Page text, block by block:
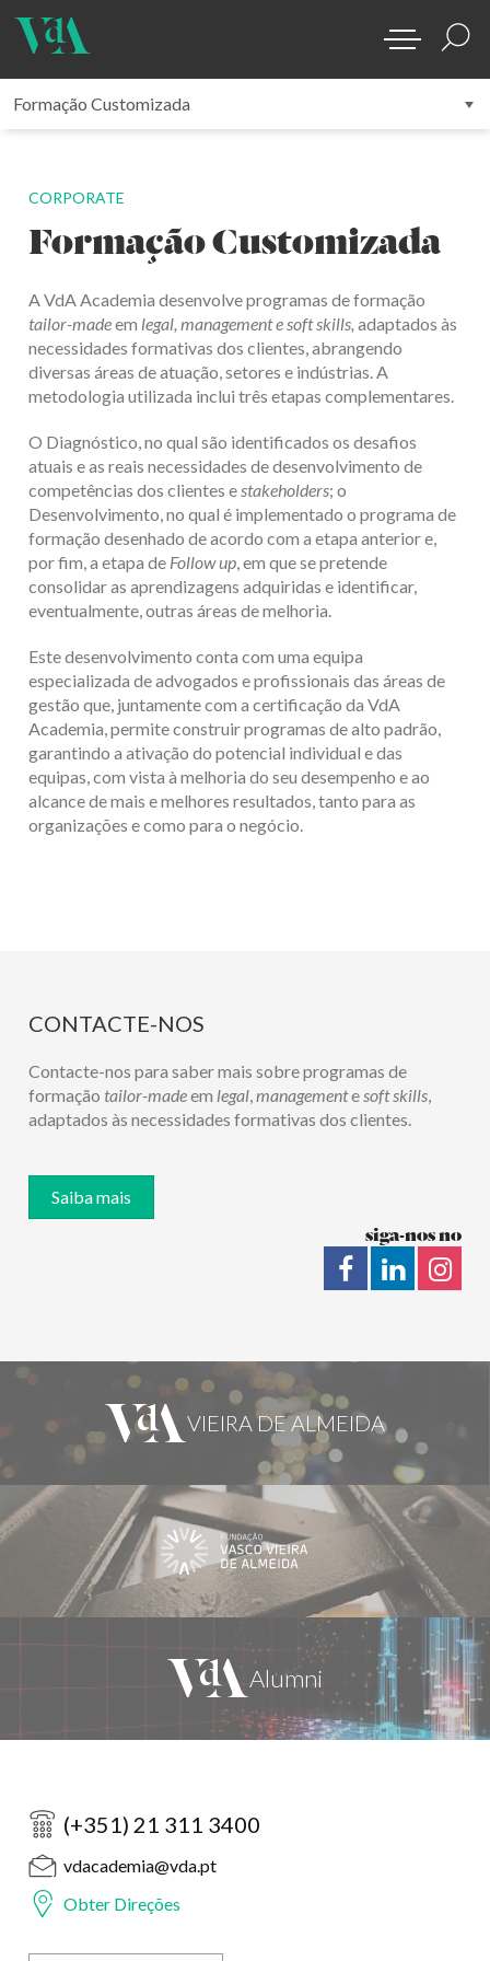
CORPORATE
Formação Customizada
A VdA Academia desenvolve programas de formação
tailor-madeem legal, management e soft skills, adaptados às
necessidades formativas dos clientes, abrangendo
diversas áreas de atuação, setores e indústrias. A
metodologia utilizada inclui três etapas complementares.
O Diagnóstico, no qual são identificados os desafios
atuais e as reais necessidades de desenvolvimento de
competências dos clientes e stakeholders; o
Desenvolvimento, no qual é implementado o programa de
formação desenhado de acordo com a etapa anterior e,
por fim, a etapa de Follow up, em que se pretende
consolidar as aprendizagens adquiridas e identificar,
eventualmente, outras áreas de melhoria.
Este desenvolvimento conta com uma equipa
especializada de advogados e profissionais das áreas de
gestão que, juntamente com a certificação da VdA
Academia, permite construir programas de alto padrão,
garantindo a ativação do potencial individual e das
equipas, com vista à melhoria do seu desempenho e ao
alcance de mais e melhores resultados, tanto para as
organizações e como para o negócio.
CONTACTE-NOS
Contacte-nos para saber mais sobre programas de
formação tailor-madeem legal,managementesoft skills,
adaptados às necessidades formativas dos clientes.
Saiba mais
siga-nos no
(+351) 21 311 3400
vdacademia@vda.pt
Obter Direções